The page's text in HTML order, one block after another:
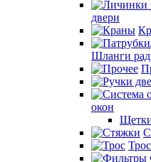
двери
Шланги
окон
Щетки
Трос